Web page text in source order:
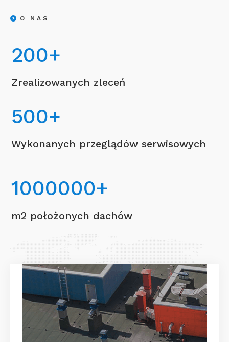
O NAS
200+
Zrealizowanych zleceń
500+
Wykonanych przeglądów serwisowych
1000000+
m2 położonych dachów